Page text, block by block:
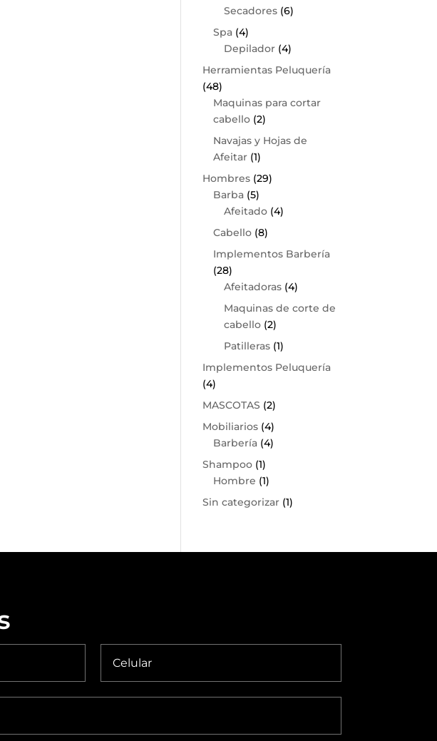
Secadores (6)
Spa (4)
Depilador (4)
Herramientas Peluquería
(48)
Maquinas para cortar
cabello (2)
Navajas y Hojas de
Afeitar (1)
Hombres (29)
Barba (5)
Afeitado (4)
Cabello (8)
Implementos Barbería
(28)
Afeitadoras (4)
Maquinas de corte de
cabello (2)
Patilleras (1)
Implementos Peluquería
(4)
MASCOTAS (2)
Mobiliarios (4)
Barbería (4)
Shampoo (1)
Hombre (1)
Sin categorizar (1)